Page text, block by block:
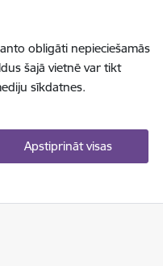
obligāti nepieciešamās
šajā vietnē var tikt
sīkdatnes.
Apstiprināt visas